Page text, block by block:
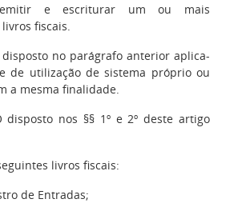
e escriturar um ou mais
fiscais.
disposto no parágrafo anterior aplica-
de utilização de sistema próprio ou
a mesma finalidade.
disposto nos §§ 1º e 2º deste artigo
livros fiscais:
de Entradas;